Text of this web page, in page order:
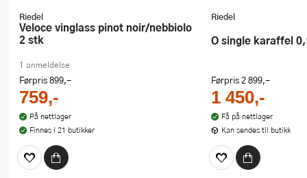
Riedel
Veloce vinglass pinot noir/nebbiolo
2 stk
1 anmeldelse
Førpris899,-
759,-
På nettlager
Finnes i 21 butikker
Riedel
O single karaffel
Førpris2 899,-
1 450,-
Få på nettlager
Kan sendes til butikk